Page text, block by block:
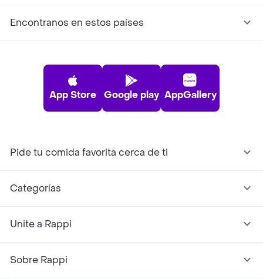
Encontranos en estos países
App Store Google play AppGallery
Pide tu comida favorita cerca de ti
Categorías
Unite a Rappi
Sobre Rappi